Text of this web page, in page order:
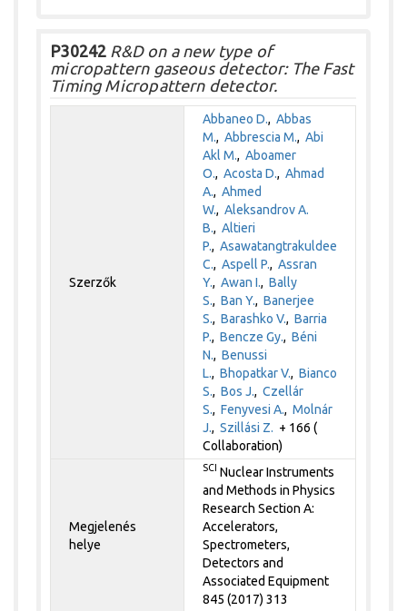
P30242 R&D on a new type of
micropattern gaseous detector: The Fast
Timing Micropattern detector.
Szerzők
Abbaneo D.,Abbas
M.,Abbrescia M.,Abi
Akl M.,Aboamer
O.,Acosta D.,Ahmad
A.,Ahmed
W.,Aleksandrov A.
B.,Altieri
P.,Asawatangtrakuldee
C.,Aspell P.,Assran
Y.,Awan I.,Bally
S.,Ban Y.,Banerjee
S.,Barashko V.,Barria
P.,Bencze Gy.,Béni
N.,Benussi
L.,Bhopatkar V.,Bianco
S.,Bos J.,Czellár
S.,Fenyvesi A.,Molnár
J.,Szillási Z. + 166 (
Collaboration)
Megjelenés
helye
SCI Nuclear Instruments
and Methods in Physics
Research Section A:
Accelerators,
Spectrometers,
Detectors and
Associated Equipment
845 (2017) 313